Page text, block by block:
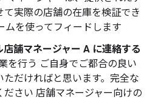
て実際の店舗の在庫を検証でき
ムを使ってフィードします
舗マネージャー A に連絡する
を行う ご自身でご都合の良い
だければと思います。完全な
さい 店舗マネージャー向けの